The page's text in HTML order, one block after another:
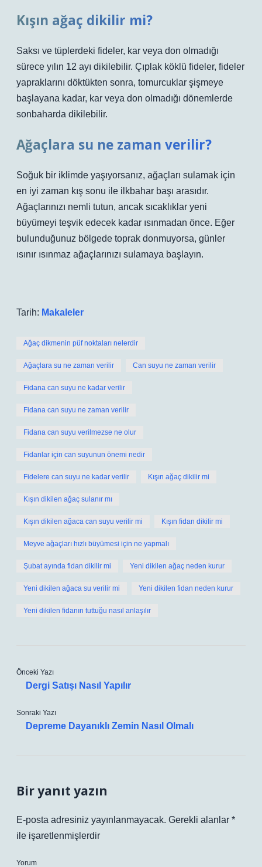
Kışın ağaç dikilir mi?
Saksı ve tüplerdeki fideler, kar veya don olmadığı
sürece yılın 12 ayı dikilebilir. Çıplak köklü fideler, fideler
yapraklarını döktükten sonra, tomurcuklar şişmeye
başlayana kadar, kar veya don olmadığı dönemlerde
sonbaharda dikilebilir.
Ağaçlara su ne zaman verilir?
Soğuk bir iklimde yaşıyorsanız, ağaçları sulamak için
en iyi zaman kış sonu ile ilkbahar başı arasıdır.
Ağaçlarınızı nemli tutun, ancak sıcaklıklar yeni
büyümeyi teşvik edecek kadar ısınmadan önce. Eğer
bulunduğunuz bölgede toprak donmuyorsa, günler
ısınır ısınmaz ağaçlarınızı sulamaya başlayın.
Tarih: Makaleler
Ağaç dikmenin püf noktaları nelerdir
Ağaçlara su ne zaman verilir Can suyu ne zaman verilir
Fidana can suyu ne kadar verilir
Fidana can suyu ne zaman verilir
Fidana can suyu verilmezse ne olur
Fidanlar için can suyunun önemi nedir
Fidelere can suyu ne kadar verilir Kışın ağaç dikilir mi
Kışın dikilen ağaç sulanır mı
Kışın dikilen ağaca can suyu verilir mi Kışın fidan dikilir mi
Meyve ağaçları hızlı büyümesi için ne yapmalı
Şubat ayında fidan dikilir mi Yeni dikilen ağaç neden kurur
Yeni dikilen ağaca su verilir mi Yeni dikilen fidan neden kurur
Yeni dikilen fidanın tuttuğu nasıl anlaşılır
Önceki Yazı
Dergi Satışı Nasıl Yapılır
Sonraki Yazı
Depreme Dayanıklı Zemin Nasıl Olmalı
Bir yanıt yazın
E-posta adresiniz yayınlanmayacak. Gerekli alanlar *
ile işaretlenmişlerdir
Yorum